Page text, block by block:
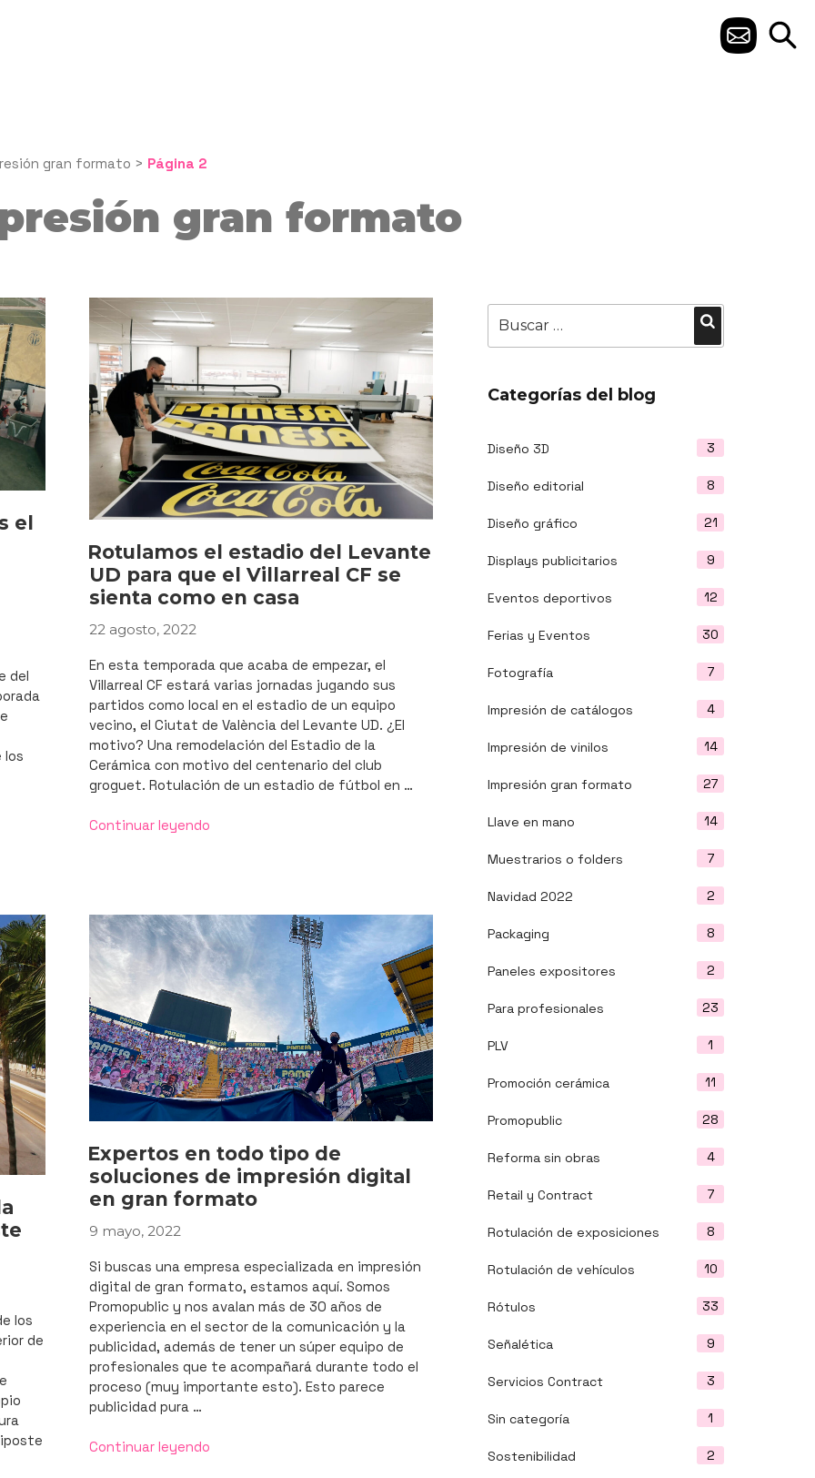
C
gran formato > Página 2
gran formato
por:
Buscar
Categorías del blog
Diseño 3D 3
Diseño editorial 8
Diseño gráfico 21
Displays publicitarios 9
Eventos deportivos 12
Ferias y Eventos 30
Fotografía 7
Impresión de catálogos 4
Impresión de vinilos 14
Impresión gran formato 27
Llave en mano 14
Muestrarios o folders 7
Navidad 2022 2
Packaging 8
Paneles expositores 2
Para profesionales 23
PLV 1
Promoción cerámica 11
Promopublic 28
Reforma sin obras 4
Retail y Contract 7
Rotulación de exposiciones 8
Rotulación de vehículos 10
Rótulos 33
Señalética 9
Servicios Contract 3
Sin categoría 1
Sostenibilidad 2
el
del
los
Rotulamos el estadio del Levante
UD para que el Villarreal CF se
sienta como en casa
PUBLICADO
22 agosto, 2022
En esta temporada que acaba de empezar, el
Villarreal CF estará varias jornadas jugando sus
partidos como local en el estadio de un equipo
vecino, el Ciutat de València del Levante UD. ¿El
motivo? Una remodelación del Estadio de la
Cerámica con motivo del centenario del club
groguet. Rotulación de un estadio de fútbol en …
Continuar leyendo
UD
para
que
el
Villarreal
se
sienta
como
en
casa»
los
de
Expertos en todo tipo de
soluciones de impresión digital
en gran formato
PUBLICADO
9 mayo, 2022
Si buscas una empresa especializada en impresión
digital de gran formato, estamos aquí. Somos
Promopublic y nos avalan más de 30 años de
experiencia en el sector de la comunicación y la
publicidad, además de tener un súper equipo de
profesionales que te acompañará durante todo el
proceso (muy importante esto). Esto parece
publicidad pura …
Continuar leyendo